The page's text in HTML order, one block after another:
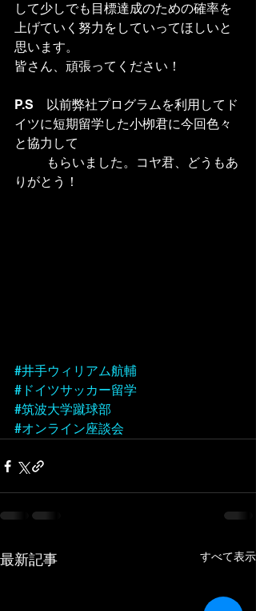
して少しでも目標達成のための確率を
上げていく努力をしていってほしいと
思います。
皆さん、頑張ってください！
P.S　以前弊社プログラムを利用してド
イツに短期留学した小栁君に今回色々
と協力して
もらいました。コヤ君、どうもあ
りがとう！
#井手ウィリアム航輔
#ドイツサッカー留学
#筑波大学蹴球部
#オンライン座談会
最新記事 すべて表示